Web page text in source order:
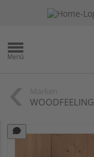
WOODFEELING